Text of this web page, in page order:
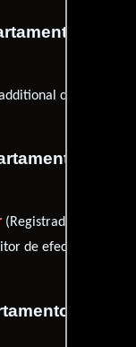
de
composition
de
(Registrador de
de efectos de
de